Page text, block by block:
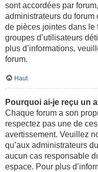
sont accordées par
administrateurs du forum
de pièces jointes dans le
groupes d’utilisateurs
plus d’informations,
forum.
Haut
Pourquoi ai-je reçu un
Chaque forum a son
respectez pas une de
avertissement. Veuillez
qu’aux administrateurs
aucun cas responsable
espace. Pour plus